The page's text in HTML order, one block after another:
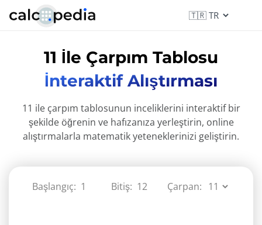
11 İle Çarpım Tablosu
İnteraktif Alıştırması
11 ile çarpım tablosunun inceliklerini interaktif bir
şekilde öğrenin ve hafızanıza yerleştirin, online
alıştırmalarla matematik yeteneklerinizi geliştirin.
Başlangıç: Bitiş: Çarpan: